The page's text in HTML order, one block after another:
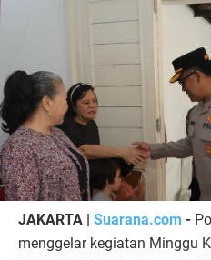
JAKARTA | Suarana.com -
menggelar kegiatan Minggu